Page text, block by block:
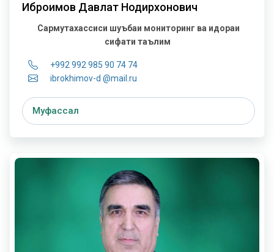
Иброҳимов Давлат Нодирхонович
Сармутахассиси шуъбаи мониторинг ва идораи
сифати таълим
+992 992 985 90 74 74
ibrokhimov-d @mail.ru
Муфассал